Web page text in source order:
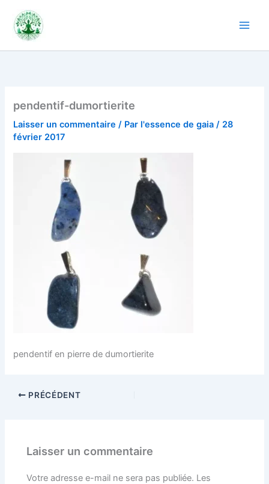
contenu
pendentif-dumortierite
Laisser un commentaire / Par l'essence de gaia/ 28
février 2017
pendentif en pierre de dumortierite
PRÉCÉDENT
Laisser un commentaire
Votre adresse e-mail ne sera pas publiée. Les